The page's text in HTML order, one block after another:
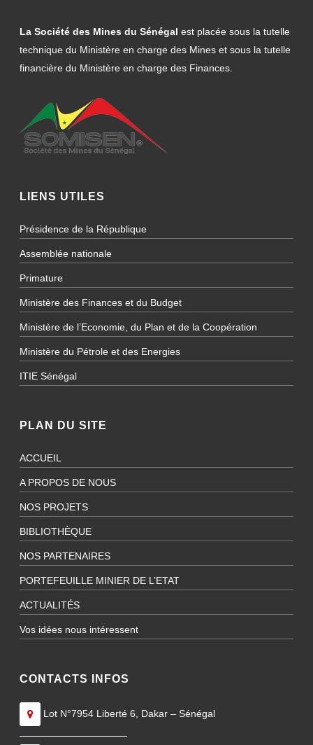
La Société des Mines du Sénégal est placée sous la tutelle
technique du Ministère en charge des Mines et sous la tutelle
financière du Ministère en charge des Finances.
LIENS UTILES
Présidence de la République
Assemblée nationale
Primature
Ministère des Finances et du Budget
Ministère de l’Economie, du Plan et de la Coopération
Ministère du Pétrole et des Energies
ITIE Sénégal
PLAN DU SITE
ACCUEIL
A PROPOS DE NOUS
NOS PROJETS
BIBLIOTHÈQUE
NOS PARTENAIRES
PORTEFEUILLE MINIER DE L’ETAT
ACTUALITÉS
Vos idées nous intéressent
CONTACTS INFOS
Lot N°7954 Liberté 6, Dakar – Sénégal
———————————